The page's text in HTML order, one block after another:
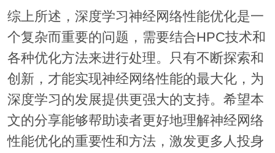
综上所述，深度学习神经网络性能优化是一
个复杂而重要的问题，需要结合HPC技术和
各种优化方法来进行处理。只有不断探索和
创新，才能实现神经网络性能的最大化，为
深度学习的发展提供更强大的支持。希望本
文的分享能够帮助读者更好地理解神经网络
性能优化的重要性和方法，激发更多人投身